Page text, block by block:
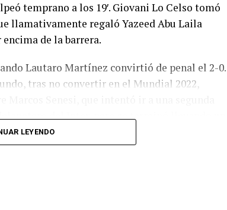
temprano a los 19′. Giovani Lo Celso tomó
llamativamente regaló Yazeed Abu Laila
de la barrera.
Lautaro Martínez convirtió de penal el 2-0.
tras no convertir en el Mundial 2022,
del Inter, pero se terminó llevando una
LEYENDO